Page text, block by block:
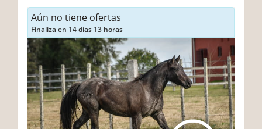
Aún no tiene ofertas
Finaliza en 14 días 13 horas